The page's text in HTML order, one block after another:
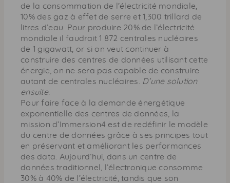
de la consommation de l’électricité mondiale,
10% des gaz à effet de serre et 1,300 trillard de
litres d’eau. Pour produire 20% de l’électricité
mondiale il faudrait 1 872 centrales nucléaires
de 1 gigawatt, or si on veut continuer à
construire des centres de données utilisant cette
énergie, on ne sera pas capable de construire
autant de centrales nucléaires.
D’une solution
ensuite.
Pour faire face à la demande énergétique
exponentielle des centres de données, la
mission d’Immersion4 est de redéfinir le modèle
du centre de données grâce à ses principes tout
en préservant et améliorant les performances
des data. Aujourd’hui, dans un centre de
données traditionnel, l’électronique consomme
30% à 40% de l’électricité, tandis que son